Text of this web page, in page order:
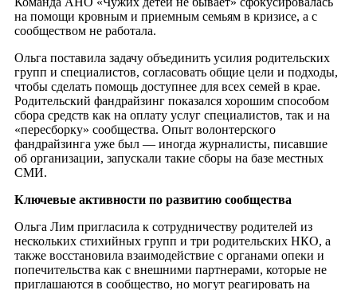
на помощи кровным и приемным семьям в кризисе, а с
сообществом не работала.
Ольга поставила задачу объединить усилия родительских
групп и специалистов, согласовать общие цели и подходы,
чтобы сделать помощь доступнее для всех семей в крае.
Родительский фандрайзинг показался хорошим способом
сбора средств как на оплату услуг специалистов, так и на
«пересборку» сообщества. Опыт волонтерского
фандрайзинга уже был — иногда журналисты, писавшие
об организации, запускали такие сборы на базе местных
СМИ.
Ключевые активности по развитию сообщества
Ольга Лим пригласила к сотрудничеству родителей из
нескольких стихийных групп и три родительских НКО, а
также восстановила взаимодействие с органами опеки и
попечительства как с внешними партнерами, которые не
приглашаются в сообщество, но могут реагировать на